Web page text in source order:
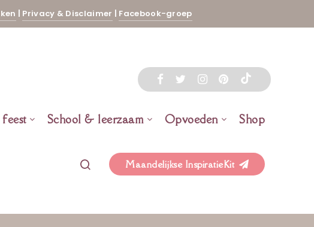
| Privacy & Disclaimer | Facebook-groep
School & leerzaam Opvoeden Shop
Maandelijkse InspiratieKit